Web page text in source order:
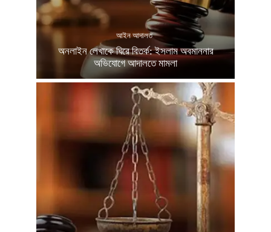
আইন আদালত
অনলাইন লেখাকে ঘিরে বিতর্ক: ইসলাম অবমাননার
অভিযোগে আদালতে মামলা